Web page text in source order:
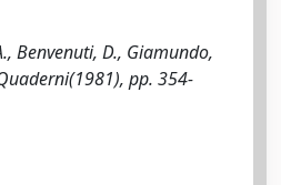
Benvenuti, D., Giamundo,
pp. 354-